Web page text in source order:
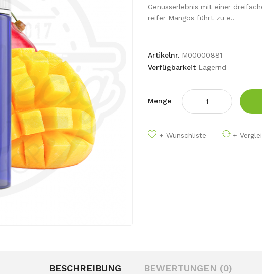
Genusserlebnis mit einer
reifer Mangos führt zu e..
Artikelnr. M00000881
Verfügbarkeit Lagernd
Menge
+ Wunschliste +
BESCHREIBUNG BEWERTUNGEN (0)